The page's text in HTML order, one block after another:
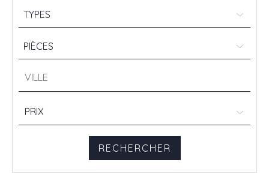
TYPES
PIÈCES